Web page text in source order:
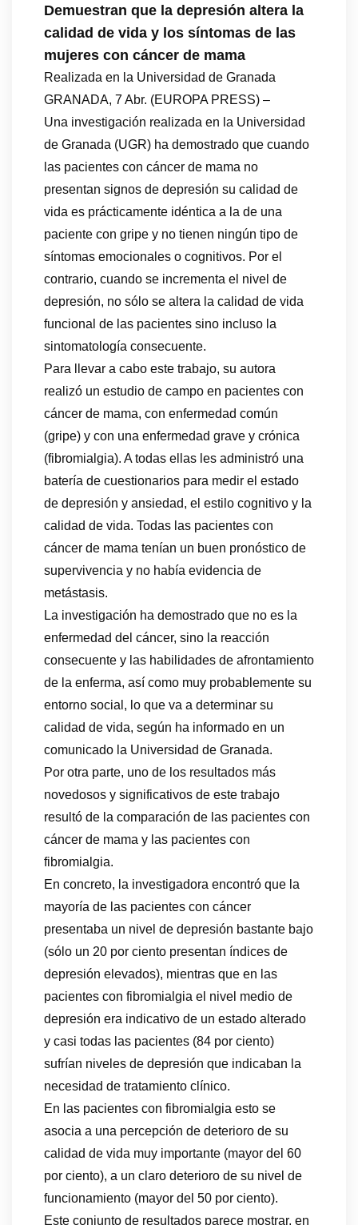
Demuestran que la depresión altera la
calidad de vida y los síntomas de las
mujeres con cáncer de mama
Realizada en la Universidad de Granada
GRANADA, 7 Abr. (EUROPA PRESS) –
Una investigación realizada en la Universidad
de Granada (UGR) ha demostrado que cuando
las pacientes con cáncer de mama no
presentan signos de depresión su calidad de
vida es prácticamente idéntica a la de una
paciente con gripe y no tienen ningún tipo de
síntomas emocionales o cognitivos. Por el
contrario, cuando se incrementa el nivel de
depresión, no sólo se altera la calidad de vida
funcional de las pacientes sino incluso la
sintomatología consecuente.
Para llevar a cabo este trabajo, su autora
realizó un estudio de campo en pacientes con
cáncer de mama, con enfermedad común
(gripe) y con una enfermedad grave y crónica
(fibromialgia). A todas ellas les administró una
batería de cuestionarios para medir el estado
de depresión y ansiedad, el estilo cognitivo y la
calidad de vida. Todas las pacientes con
cáncer de mama tenían un buen pronóstico de
supervivencia y no había evidencia de
metástasis.
La investigación ha demostrado que no es la
enfermedad del cáncer, sino la reacción
consecuente y las habilidades de afrontamiento
de la enferma, así como muy probablemente su
entorno social, lo que va a determinar su
calidad de vida, según ha informado en un
comunicado la Universidad de Granada.
Por otra parte, uno de los resultados más
novedosos y significativos de este trabajo
resultó de la comparación de las pacientes con
cáncer de mama y las pacientes con
fibromialgia.
En concreto, la investigadora encontró que la
mayoría de las pacientes con cáncer
presentaba un nivel de depresión bastante bajo
(sólo un 20 por ciento presentan índices de
depresión elevados), mientras que en las
pacientes con fibromialgia el nivel medio de
depresión era indicativo de un estado alterado
y casi todas las pacientes (84 por ciento)
sufrían niveles de depresión que indicaban la
necesidad de tratamiento clínico.
En las pacientes con fibromialgia esto se
asocia a una percepción de deterioro de su
calidad de vida muy importante (mayor del 60
por ciento), a un claro deterioro de su nivel de
funcionamiento (mayor del 50 por ciento).
Este conjunto de resultados parece mostrar, en